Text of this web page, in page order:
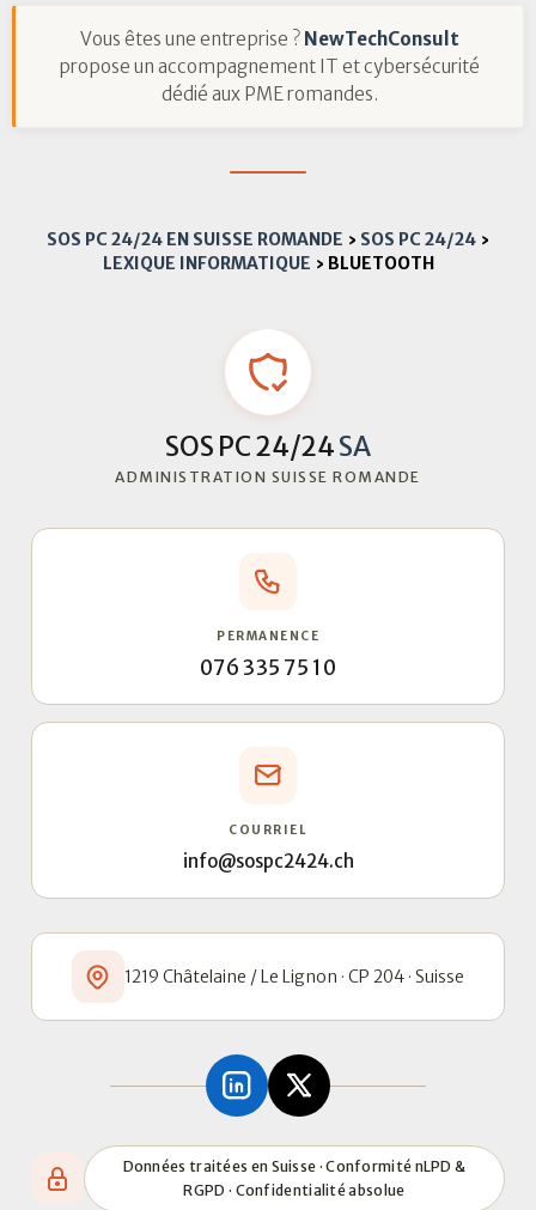
Vous êtes une entreprise ? NewTechConsult
propose un accompagnement IT et cybersécurité
dédié aux PME romandes.
SOS PC 24/24 EN SUISSE ROMANDE › SOS PC 24/24 ›
LEXIQUE INFORMATIQUE › BLUETOOTH
SOS PC 24/24SA
ADMINISTRATION SUISSE ROMANDE
PERMANENCE
076 335 75 10
COURRIEL
info@sospc2424.ch
1219 Châtelaine / Le Lignon · CP 204 · Suisse
Données traitées en Suisse · Conformité nLPD &
RGPD · Confidentialité absolue